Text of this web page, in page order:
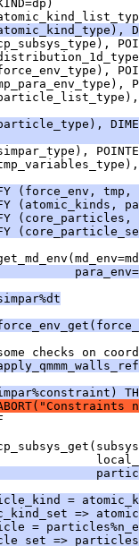
(force_env, tmp,
(atomic_kinds,
(core_particles,
checks on
=
=>
=
=>